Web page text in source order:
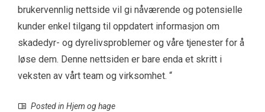
brukervennlig nettside vil gi nåværende og potensielle
kunder enkel tilgang til oppdatert informasjon om
skadedyr- og dyrelivsproblemer og våre tjenester for å
løse dem. Denne nettsiden er bare enda et skritt i
veksten av vårt team og virksomhet. “
Posted in Hjem og hage